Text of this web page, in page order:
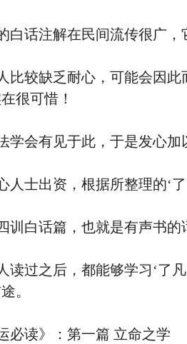
白话注解在民间流传很广
比较缺乏耐心，可能会因
很可惜！
学会有见于此，于是发心
人士出资，根据所整理的‘
训白话篇，也就是有声书的
读过之后，都能够学习‘了
。
必读》：第一篇 立命之学